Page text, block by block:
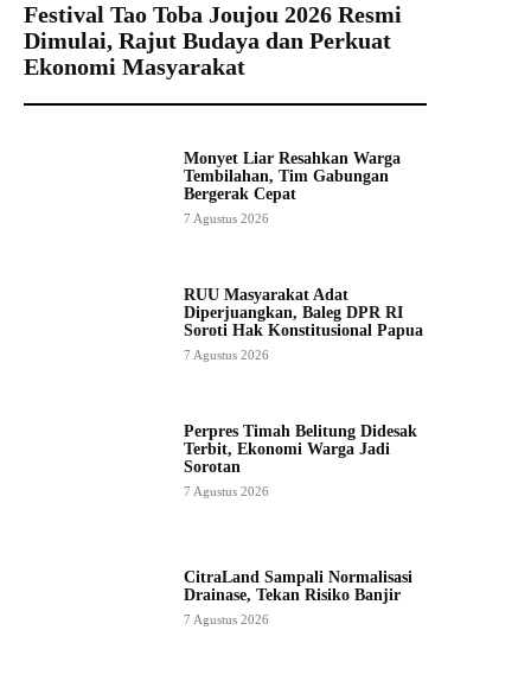
Festival Tao Toba Joujou 2026 Resmi
Dimulai, Rajut Budaya dan Perkuat
Ekonomi Masyarakat
Monyet Liar Resahkan Warga
Tembilahan, Tim Gabungan
Bergerak Cepat
7 Agustus 2026
RUU Masyarakat Adat
Diperjuangkan, Baleg DPR RI
Soroti Hak Konstitusional Papua
7 Agustus 2026
Perpres Timah Belitung Didesak
Terbit, Ekonomi Warga Jadi
Sorotan
7 Agustus 2026
CitraLand Sampali Normalisasi
Drainase, Tekan Risiko Banjir
7 Agustus 2026